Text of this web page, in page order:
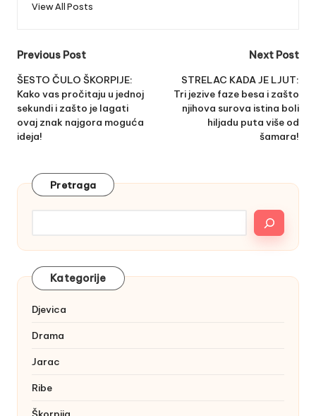
View All Posts
Post
navigation
Previous Post
ŠESTO ČULO ŠKORPIJE:
Kako vas pročitaju u jednoj
sekundi i zašto je lagati
ovaj znak najgora moguća
ideja!
Next Post
STRELAC KADA JE LJUT:
Tri jezive faze besa i zašto
njihova surova istina boli
hiljadu puta više od
šamara!
Pretraga
Kategorije
Djevica
Drama
Jarac
Ribe